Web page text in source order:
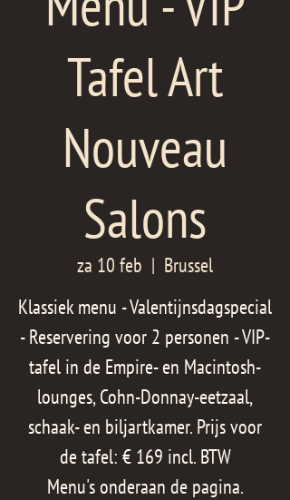
Tafel Art
Nouveau
Salons
za 10 feb
  |
Brussel
Klassiek menu - Valentijnsdagspecial
- Reservering voor 2 personen - VIP-
tafel in de Empire- en Macintosh-
lounges, Cohn-Donnay-eetzaal,
schaak- en biljartkamer. Prijs voor
de tafel: € 169 incl. BTW
Menu's onderaan de pagina.